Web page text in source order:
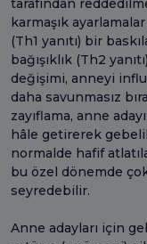
tarafından
karmaşık
(Th1 yanıtı) bir
bağışıklık (Th2
değişimi, anneyi
daha savunmasız
zayıflama, anne
hâle getirerek
normalde hafif
bu özel dönemde
seyredebilir.
Anne adayları için